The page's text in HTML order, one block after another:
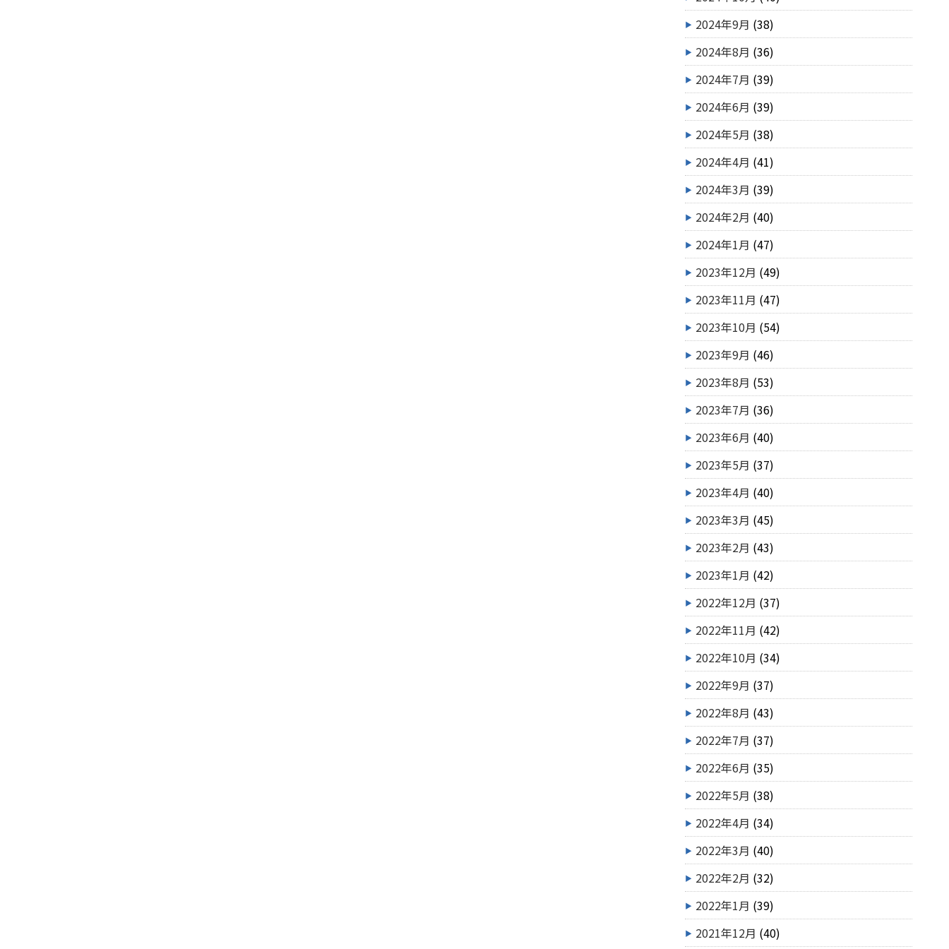
2024年9月 (38)
2024年8月 (36)
2024年7月 (39)
2024年6月 (39)
2024年5月 (38)
2024年4月 (41)
2024年3月 (39)
2024年2月 (40)
2024年1月 (47)
2023年12月 (49)
2023年11月 (47)
2023年10月 (54)
2023年9月 (46)
2023年8月 (53)
2023年7月 (36)
2023年6月 (40)
2023年5月 (37)
2023年4月 (40)
2023年3月 (45)
2023年2月 (43)
2023年1月 (42)
2022年12月 (37)
2022年11月 (42)
2022年10月 (34)
2022年9月 (37)
2022年8月 (43)
2022年7月 (37)
2022年6月 (35)
2022年5月 (38)
2022年4月 (34)
2022年3月 (40)
2022年2月 (32)
2022年1月 (39)
2021年12月 (40)